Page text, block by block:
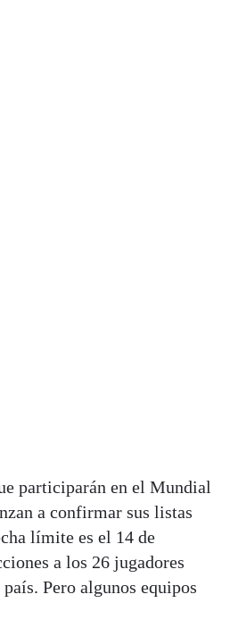
participarán en el Mundial
a confirmar sus listas
límite es el 14 de
a los 26 jugadores
Pero algunos equipos